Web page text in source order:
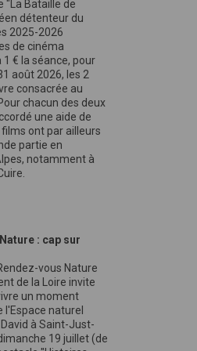
"La Bataille de
détenteur du
2025-2026
de cinéma
€ la séance, pour
août 2026, les 2
consacrée au
chacun des deux
une aide de
ont par ailleurs
partie en
notamment à
: cap sur
vous Nature
de la Loire invite
un moment
l'Espace naturel
à Saint-Just-
19 juillet (de